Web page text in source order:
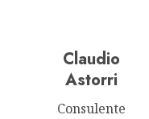
Claudio
Astorri
Consulente